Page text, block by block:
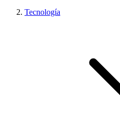
Tecnología